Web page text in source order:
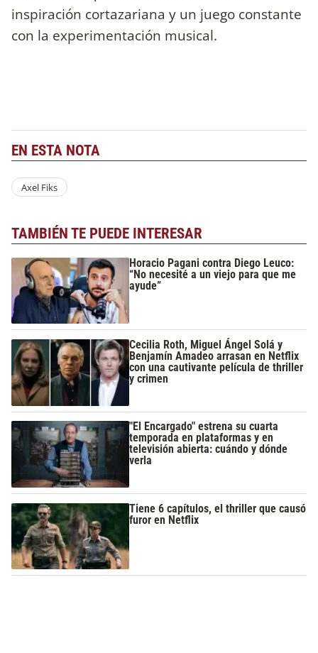
inspiración cortazariana y un juego constante
con la experimentación musical.
EN ESTA NOTA
Axel Fiks
TAMBIÉN TE PUEDE INTERESAR
Horacio Pagani contra Diego Leuco:
“No necesité a un viejo para que me
ayude”
Cecilia Roth, Miguel Ángel Solá y
Benjamín Amadeo arrasan en Netflix
con una cautivante película de thriller
y crimen
"El Encargado" estrena su cuarta
temporada en plataformas y en
televisión abierta: cuándo y dónde
verla
Tiene 6 capítulos, el thriller que causó
furor en Netflix